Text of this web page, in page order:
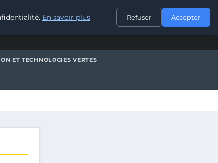
CONTACT
ET TECHNOLOGIES VERTES
En savoir plus Refuser Accepter